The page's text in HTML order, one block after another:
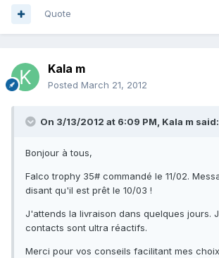
Quote
Kala m
Posted March 21, 2012
On 3/13/2012 at 6:09 PM, Kala m said:
Bonjour à tous,
Falco trophy 35# commandé le 11/02.
disant qu'il est prêt le 10/03 !
J'attends la livraison dans quelques jours.
contacts sont ultra réactifs.
Merci pour vos conseils facilitant mes